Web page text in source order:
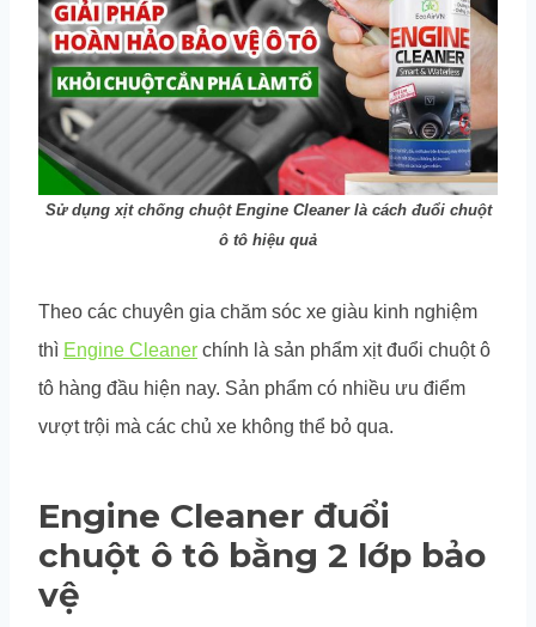
Sử dụng xịt chống chuột Engine Cleaner là cách đuổi chuột
ô tô hiệu quả
Theo các chuyên gia chăm sóc xe giàu kinh nghiệm
thì Engine Cleaner chính là sản phẩm xịt đuổi chuột ô
tô hàng đầu hiện nay. Sản phẩm có nhiều ưu điểm
vượt trội mà các chủ xe không thể bỏ qua.
Engine Cleaner đuổi
chuột ô tô bằng 2 lớp bảo
vệ